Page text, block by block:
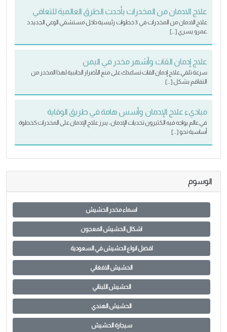
علاج الادمان من المخدرات بأحدث الطرق العالمية للتعافي
علاج الادمان من المخدرات في 3 خطوات رئيسية داخل مستشفي الوعي الجديد د
.عمرو يسري […]
علاج إدمان القات وأشهر مخدر في اليمن
سرعة تلقي علاج إدمان القات تساعدك على منع الأضرار الجانبية لهذا المخدر من
التفاقم بشكل […]
مباديء علاج الإدمان وأسس هامة في طريق الوقاية
في عالم يواجه فيه الكثيرون تحديات الإدمان، يبرز علاج الإدمان على المخدرات كخطوة
أساسية نحو […]
الوسوم
اسماء مخدر الحشيش
اشكال الحشيش المعجون
افضل انواع الحشيش في السعودية
الحشيش الافغاني
الحشيش اللبناني
الحشيش الهندي
سيجارة الحشيش